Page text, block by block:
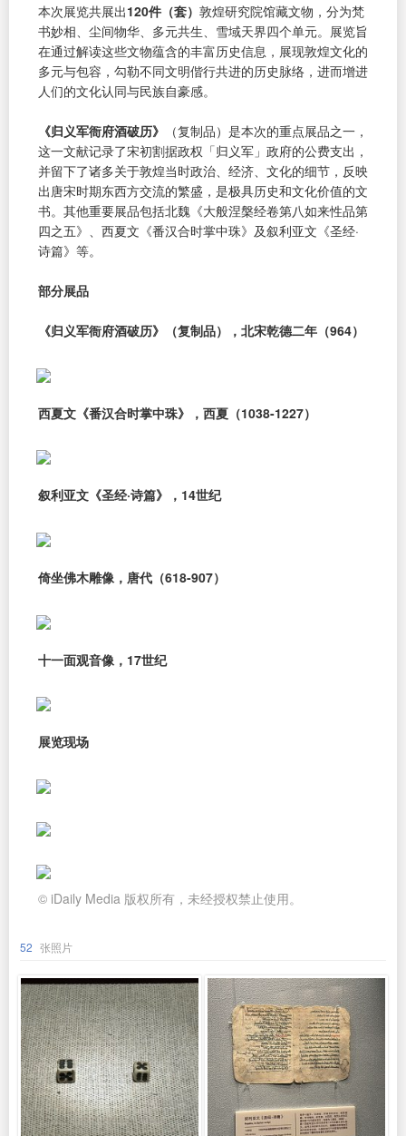
本次展览共展出120件（套） 敦煌研究院馆藏文物，分为梵
书妙相、尘间物华、多元共生、雪域天界四个单元。展览旨
在通过解读这些文物蕴含的丰富历史信息，展现敦煌文化的
多元与包容，勾勒不同文明偕行共进的历史脉络，进而增进
人们的文化认同与民族自豪感。
《归义军衙府酒破历》
（复制品）是本次的重点展品之一，
这一文献记录了宋初割据政权「归义军」政府的公费支出，
并留下了诸多关于敦煌当时政治、经济、文化的细节，反映
出唐宋时期东西方交流的繁盛，是极具历史和文化价值的文
书。其他重要展品包括北魏《大般涅槃经卷第八如来性品第
四之五》、西夏文《番汉合时掌中珠》及叙利亚文《圣经·
诗篇》等。
部分展品
《归义军衙府酒破历》（复制品），北宋乾德二年（964）
西夏文《番汉合时掌中珠》，西夏（1038-1227）
叙利亚文《圣经·诗篇》，14世纪
倚坐佛木雕像，唐代（618-907）
十一面观音像，17世纪
展览现场
© iDaily Media 版权所有，未经授权禁止使用。
52 张照片